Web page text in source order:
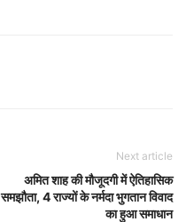
Next article
अमित शाह की मौजूदगी में ऐतिहासिक
समझौता, 4 राज्यों के नर्मदा भुगतान विवाद
का हुआ समाधान